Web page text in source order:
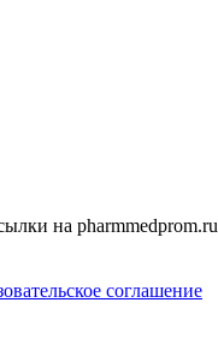
на pharmmedprom.ru
соглашение